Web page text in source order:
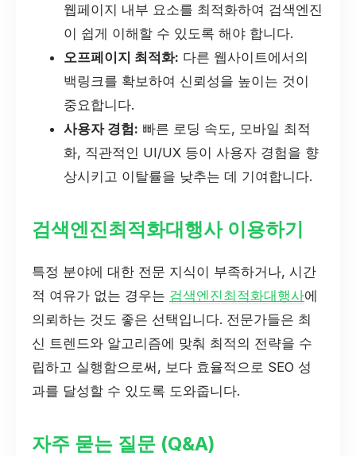
웹페이지 내부 요소를 최적화하여 검색엔진
이 쉽게 이해할 수 있도록 해야 합니다.
오프페이지 최적화: 다른 웹사이트에서의
백링크를 확보하여 신뢰성을 높이는 것이
중요합니다.
사용자 경험: 빠른 로딩 속도, 모바일 최적
화, 직관적인 UI/UX 등이 사용자 경험을 향
상시키고 이탈률을 낮추는 데 기여합니다.
검색엔진최적화대행사 이용하기
특정 분야에 대한 전문 지식이 부족하거나, 시간
적 여유가 없는 경우는 검색엔진최적화대행사에
의뢰하는 것도 좋은 선택입니다. 전문가들은 최
신 트렌드와 알고리즘에 맞춰 최적의 전략을 수
립하고 실행함으로써, 보다 효율적으로 SEO 성
과를 달성할 수 있도록 도와줍니다.
자주 묻는 질문 (Q&A)